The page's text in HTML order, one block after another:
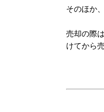
そのほか
売却の際
けてから